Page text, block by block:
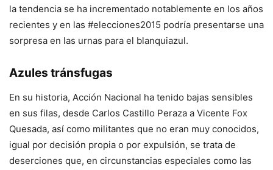
la tendencia se ha incrementado notablemente en los años
recientes y en las #elecciones2015 podría presentarse una
sorpresa en las urnas para el blanquiazul.
Azules tránsfugas
En su historia, Acción Nacional ha tenido bajas sensibles
en sus filas, desde Carlos Castillo Peraza a Vicente Fox
Quesada, así como militantes que no eran muy conocidos,
igual por decisión propia o por expulsión, se trata de
deserciones que, en circunstancias especiales como las